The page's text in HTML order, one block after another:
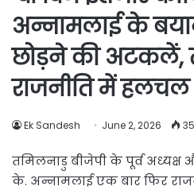
अन्नामलाई के
छोड़ने की अटकलें,
राजनीति में हलचल
Ek Sandesh June 2, 2026
तमिलनाडु बीजेपी के पूर्व अध्यक्ष
के. अन्नामलाई एक बार फिर